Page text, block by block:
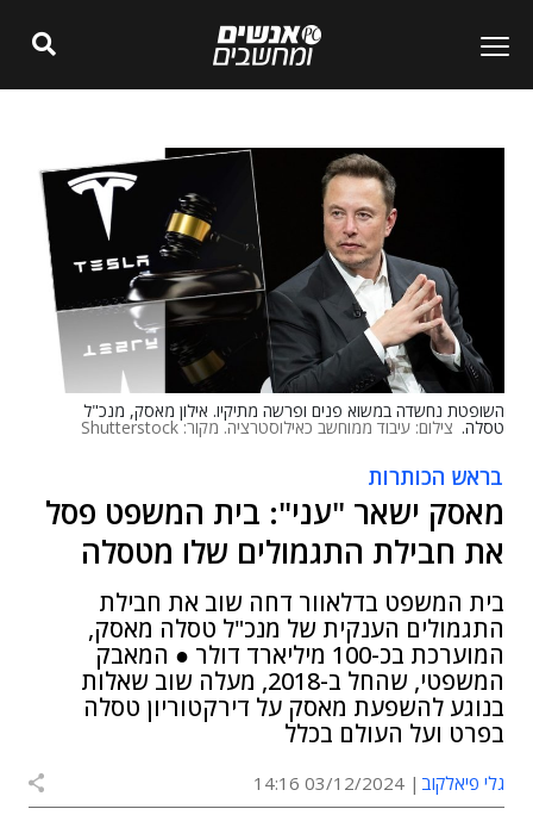
השופטת נחשדה במשוא פנים ופרשה מתיקיו. אילון מאסק, מנכ"ל
טסלה. צילום: עיבוד ממוחשב כאילוסטרציה. מקור: Shutterstock
בראש הכותרות
מאסק ישאר "עני": בית המשפט פסל
את חבילת התגמולים שלו מטסלה
בית המשפט בדלאוור דחה שוב את חבילת
התגמולים הענקית של מנכ"ל טסלה מאסק,
המוערכת בכ-100 מיליארד דולר ● המאבק
המשפטי, שהחל ב-2018, מעלה שוב שאלות
בנוגע להשפעת מאסק על דירקטוריון טסלה
בפרט ועל העולם בכלל
גלי פיאלקוב 03/12/2024 14:16